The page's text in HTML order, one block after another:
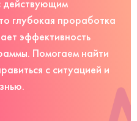
действующим
глубокая проработка
эффективность
Помогаем найти
с ситуацией и